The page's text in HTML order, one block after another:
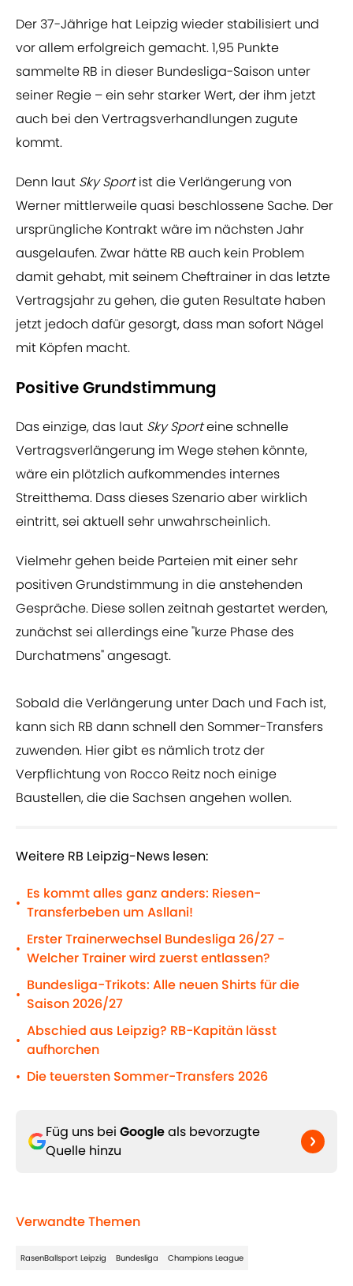
Der 37-Jährige hat Leipzig wieder stabilisiert und
vor allem erfolgreich gemacht. 1,95 Punkte
sammelte RB in dieser Bundesliga-Saison unter
seiner Regie – ein sehr starker Wert, der ihm jetzt
auch bei den Vertragsverhandlungen zugute
kommt.
Denn laut Sky Sportist die Verlängerung von
Werner mittlerweile quasi beschlossene Sache. Der
ursprüngliche Kontrakt wäre im nächsten Jahr
ausgelaufen. Zwar hätte RB auch kein Problem
damit gehabt, mit seinem Cheftrainer in das letzte
Vertragsjahr zu gehen, die guten Resultate haben
jetzt jedoch dafür gesorgt, dass man sofort Nägel
mit Köpfen macht.
Positive Grundstimmung
Das einzige, das laut Sky Sporteine schnelle
Vertragsverlängerung im Wege stehen könnte,
wäre ein plötzlich aufkommendes internes
Streitthema. Dass dieses Szenario aber wirklich
eintritt, sei aktuell sehr unwahrscheinlich.
Vielmehr gehen beide Parteien mit einer sehr
positiven Grundstimmung in die anstehenden
Gespräche. Diese sollen zeitnah gestartet werden,
zunächst sei allerdings eine "kurze Phase des
Durchatmens" angesagt.
Sobald die Verlängerung unter Dach und Fach ist,
kann sich RB dann schnell den Sommer-Transfers
zuwenden. Hier gibt es nämlich trotz der
Verpflichtung von Rocco Reitz noch einige
Baustellen, die die Sachsen angehen wollen.
Weitere RB Leipzig-News lesen:
•
Es kommt alles ganz anders: Riesen-
Transferbeben um Asllani!
•
Erster Trainerwechsel Bundesliga 26/27 -
Welcher Trainer wird zuerst entlassen?
•
Bundesliga-Trikots: Alle neuen Shirts für die
Saison 2026/27
•
Abschied aus Leipzig? RB-Kapitän lässt
aufhorchen
• Die teuersten Sommer-Transfers 2026
Füg uns bei Googleals bevorzugte
Quelle hinzu
Verwandte Themen
RasenBallsport Leipzig Bundesliga Champions League